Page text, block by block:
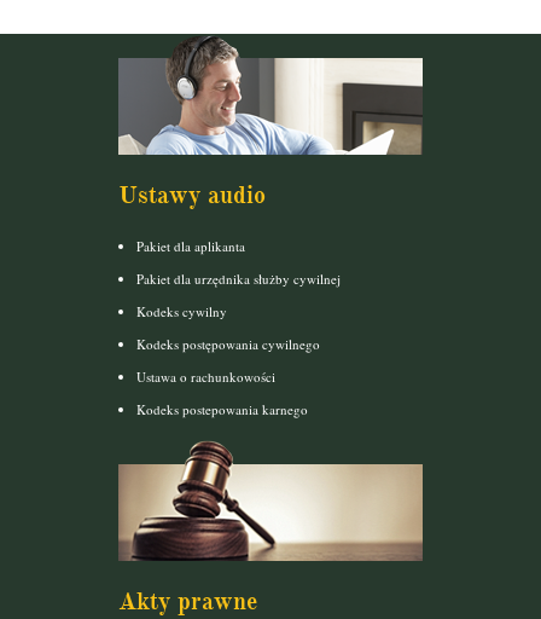
Ustawy audio
Pakiet dla aplikanta
Pakiet dla urzędnika służby cywilnej
Kodeks cywilny
Kodeks postępowania cywilnego
Ustawa o rachunkowości
Kodeks postepowania karnego
Akty prawne